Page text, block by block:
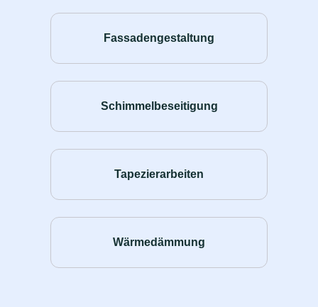
Fassadengestaltung
Schimmelbeseitigung
Tapezierarbeiten
Wärmedämmung